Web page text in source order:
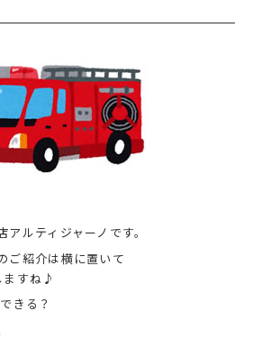
ルティジャーノです。
ご紹介は横に置いて
ますね♪
きる？